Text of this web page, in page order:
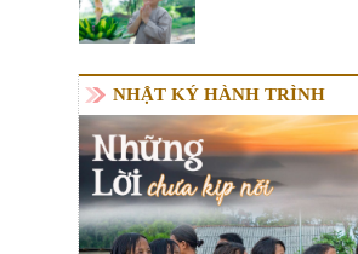
NHẬT KÝ HÀNH TRÌNH